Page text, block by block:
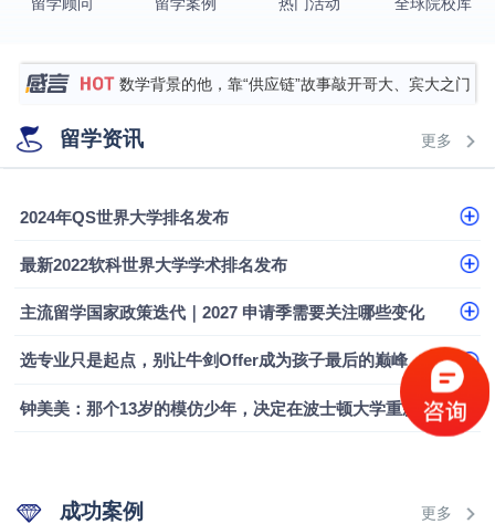
留学顾问 留学案例 热门活动 全球院校库
西南财经大学投资学背景，成功斩获英国名校多份
硕士录取
数学背景的他，靠“供应链”故事敲开哥大、宾大之门
专科逆袭伦敦大学学院UCL录取案例解析
香港浸会大学伦理与公共事务硕士录取
留学资讯 更多
2024年QS世界大学排名发布
最新2022软科世界大学学术排名发布
主流留学国家政策迭代｜2027 申请季需要关注哪些变化
选专业只是起点，别让牛剑Offer成为孩子最后的巅峰
钟美美：那个13岁的模仿少年，决定在波士顿大学重新定义自己
成功案例 更多